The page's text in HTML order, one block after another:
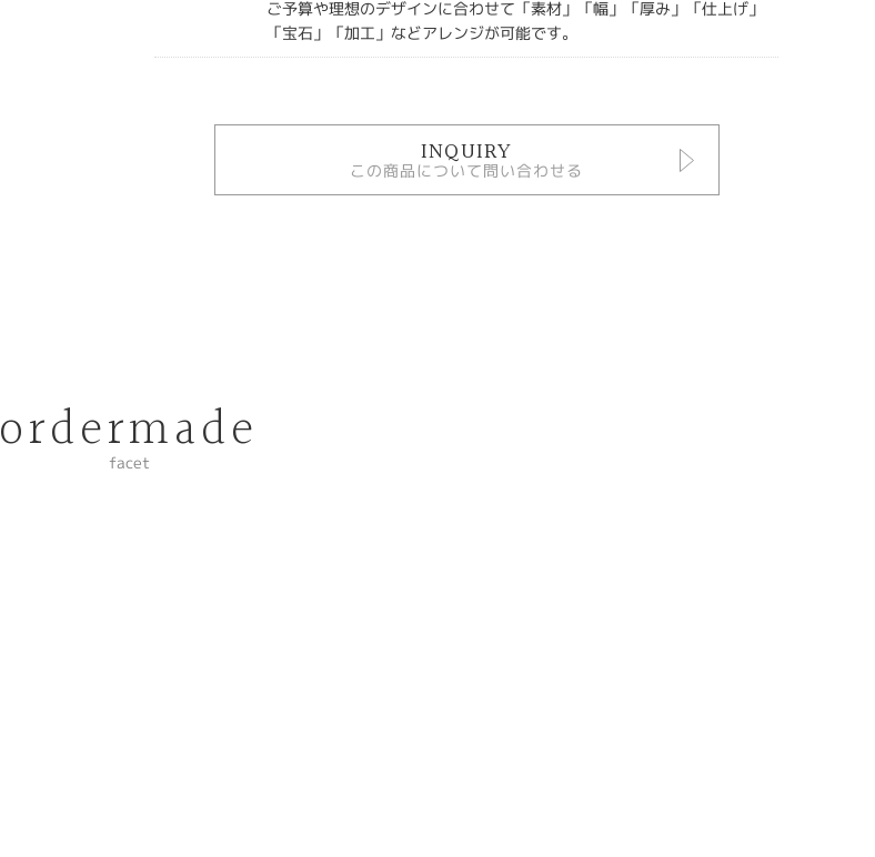
ご予算や理想のデザインに合わせて「素材」「幅」「厚み」「仕上げ」
「宝石」「加工」などアレンジが可能です。
INQUIRY
この商品について問い合わせる
ordermade
facet